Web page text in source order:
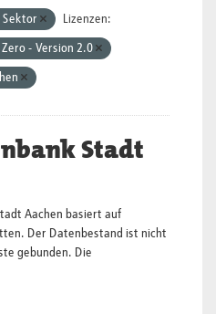
Sektor Lizenzen:
- Version 2.0
Stadt
Aachen basiert auf
Der Datenbestand ist nicht
gebunden. Die